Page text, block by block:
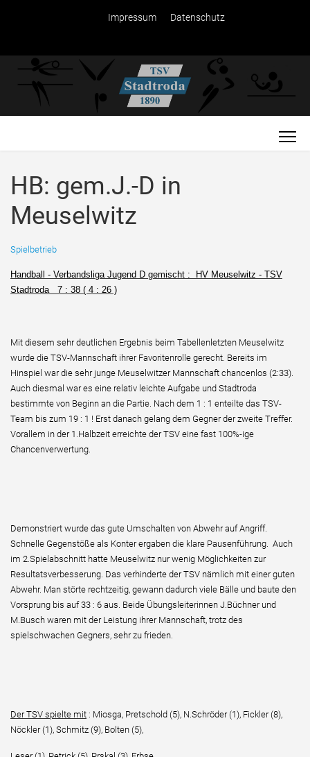
Impressum Datenschutz
HB: gem.J.-D in
Meuselwitz
Spielbetrieb
Handball - Verbandsliga Jugend D gemischt : HV Meuselwitz - TSV
Stadtroda 7 : 38 ( 4 : 26 )
Mit diesem sehr deutlichen Ergebnis beim Tabellenletzten Meuselwitz
wurde die TSV-Mannschaft ihrer Favoritenrolle gerecht. Bereits im
Hinspiel war die sehr junge Meuselwitzer Mannschaft chancenlos (2:33).
Auch diesmal war es eine relativ leichte Aufgabe und Stadtroda
bestimmte von Beginn an die Partie. Nach dem 1 : 1 enteilte das TSV-
Team bis zum 19 : 1 ! Erst danach gelang dem Gegner der zweite Treffer.
Vorallem in der 1.Halbzeit erreichte der TSV eine fast 100%-ige
Chancenverwertung.
Demonstriert wurde das gute Umschalten von Abwehr auf Angriff.
Schnelle Gegenstöße als Konter ergaben die klare Pausenführung. Auch
im 2.Spielabschnitt hatte Meuselwitz nur wenig Möglichkeiten zur
Resultatsverbesserung. Das verhinderte der TSV nämlich mit einer guten
Abwehr. Man störte rechtzeitig, gewann dadurch viele Bälle und baute den
Vorsprung bis auf 33 : 6 aus. Beide Übungsleiterinnen J.Büchner und
M.Busch waren mit der Leistung ihrer Mannschaft, trotz des
spielschwachen Gegners, sehr zu frieden.
Der TSV spielte mit : Miosga, Pretschold (5), N.Schröder (1), Fickler (8),
Nöckler (1), Schmitz (9), Bolten (5),